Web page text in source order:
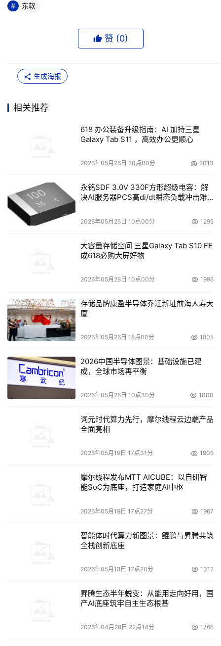
东软筑基 构建“1+4+2+1”医共体数字底座
该场景以医共体一体化信息建设为目标，打造高效数智平台
能力底座，构建“1+4+2+1”数字应用体系：
1个智慧运行中枢：统筹医共体运营管理、资源调度与决策
分析；
4大核心业务平台：医共体信息平台、智慧医院平台、基层
医疗平台、医疗物联网平台，实现诊疗、公卫、医保数据互
2套标准体系：数据标准体系与安全保障体系，确保数据合
1个医共体数据中心：聚合全域医疗健康数据，支撑分级诊
疗协同、医保控费决策、家庭医生绩效激励等全场景应用。
民、第三方医疗健康相关资源在业务和管理方面提供全面、
医、学科建设、数据要素、智能设备赋能板块提供基础信息
目前，该场景已在沈阳市法库县落地，实现域外就诊率下降
10%，县域内就诊率（住院）增长8%，县域内基层就诊率
达85%以上，大大降低了百姓域外就医成本，提升全市整体
医疗资源和医保基金的使用效率。
未来将以此为示范，形成可复制的技术方案和快速推广的运
营模式，立足辽宁、辐射全国，形成数据高效流通应用、医
数据融合创新 激活医疗数据价值和产业动能
医疗健康数据价值的重要性不言而喻，但其建设难度亦不容
战，医疗数据的价值化需以技术突破与机制创新双轮驱动。
场景建设各方积极协同，依托“数据质量提升行动计划”建立
准实现跨部门数据的整合清洗与动态更新，破解健康档案孤
岛化、诊疗信息碎片化难题。
东软以整合型医疗健康服务平台为抓手，通过科学方法和成
细化运营、精准化控费与个性化服务；同时，在“政府引
据服务与产品集市，为商保机构、银行、药企、物流企业等
东软
赞 (0)
生成海报
相关推荐
618 办公装备升级指南：AI 加持三星
Galaxy Tab S11 ，高效办公更顺心
2026年05月26日 20点00分 2013
永铭SDF 3.0V 330F方形超级电容：解
决AI服务器PCS高di/dt瞬态负载冲击难
2026年05月25日 10点00分 1295
大容量存储空间 三星Galaxy Tab S10 FE
成618必购大屏好物
2026年05月28日 10点00分 1996
存储品牌康盈半导体乔迁新址前海人寿大
厦
2026年05月26日 15点00分 1805
2026中国半导体图景：基础设施已建
成，全球市场再平衡
2026年05月26日 10点30分 1000
词元时代算力先行，摩尔线程云边端产品
全面亮相
2026年05月19日 17点31分 1906
摩尔线程发布MTT AICUBE：以自研智
能SoC为底座，打造家庭AI中枢
2026年05月19日 17点27分 1967
智能体时代算力新图景：鲲鹏与昇腾共筑
全栈创新底座
2026年05月18日 17点20分 1312
昇腾生态半年蜕变：从能用走向好用，国
产AI底座筑牢自主生态根基
2026年04月28日 22点14分 1765